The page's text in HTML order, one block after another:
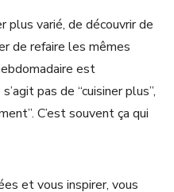
varié, de découvrir de
de refaire les mêmes
est
pas de “cuisiner plus”,
C’est souvent ça qui
et vous inspirer, vous